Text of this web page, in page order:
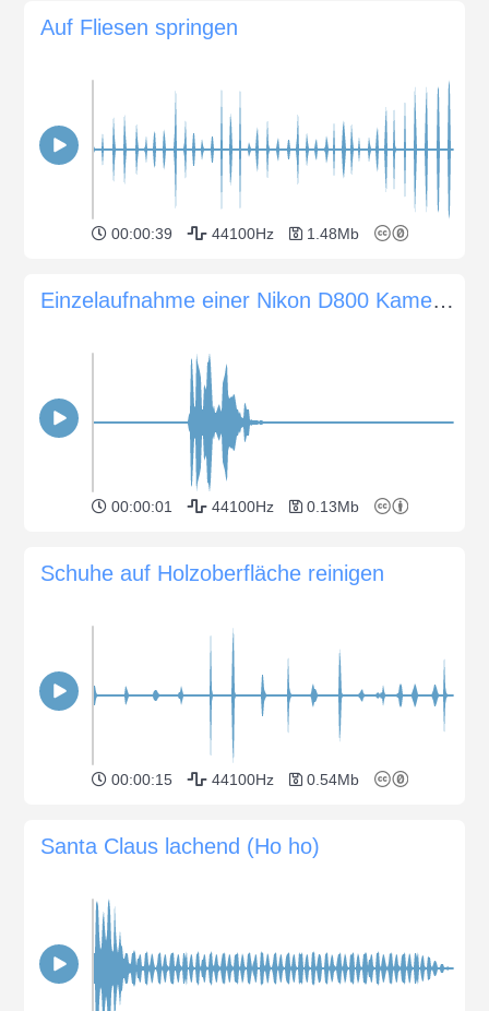
Auf Fliesen springen
00:00:39 44100Hz 1.48Mb
Einzelaufnahme einer Nikon D800 Kamera mit einer Verschlusszeit von 1/125
00:00:01 44100Hz 0.13Mb
Schuhe auf Holzoberfläche reinigen
00:00:15 44100Hz 0.54Mb
Santa Claus lachend (Ho ho)